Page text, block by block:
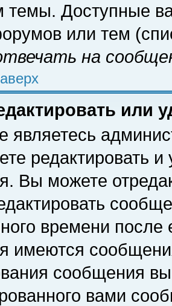
темы. Доступные
или тем
на
или
являетесь
редактировать и
Вы можете
времени
имеются
сообщения
вами